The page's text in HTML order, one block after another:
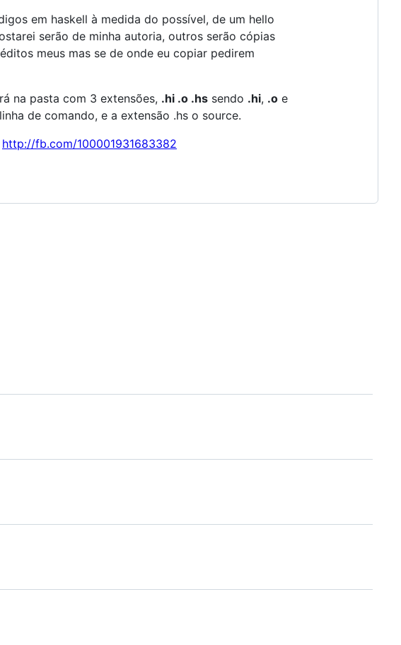
em haskell à medida do possível, de um hello
serão de minha autoria, outros serão cópias
meus mas se de onde eu copiar pedirem
na pasta com 3 extensões, .hi .o .hs sendo .hi, .o e
de comando, e a extensão .hs o source.
http://fb.com/100001931683382